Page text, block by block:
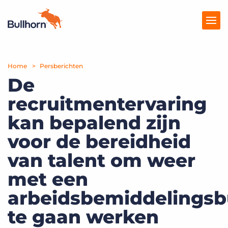
Producten
Prijzen
Kennisbank
Over Ons
Home Persberichten
De
recruitmentervaring
kan bepalend zijn
voor de bereidheid
van talent om weer
met een
te gaan werken